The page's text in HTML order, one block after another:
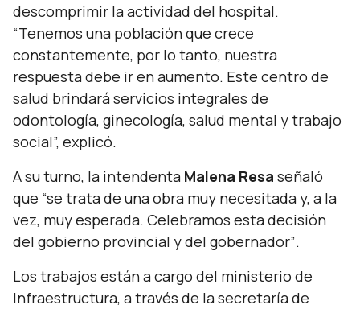
descomprimir la actividad del hospital.
“Tenemos una población que crece
constantemente, por lo tanto, nuestra
respuesta debe ir en aumento. Este centro de
salud brindará servicios integrales de
odontología, ginecología, salud mental y trabajo
social”, explicó.
A su turno, la intendenta Malena Resa señaló
que “se trata de una obra muy necesitada y, a la
vez, muy esperada. Celebramos esta decisión
del gobierno provincial y del gobernador”.
Los trabajos están a cargo del ministerio de
Infraestructura, a través de la secretaría de